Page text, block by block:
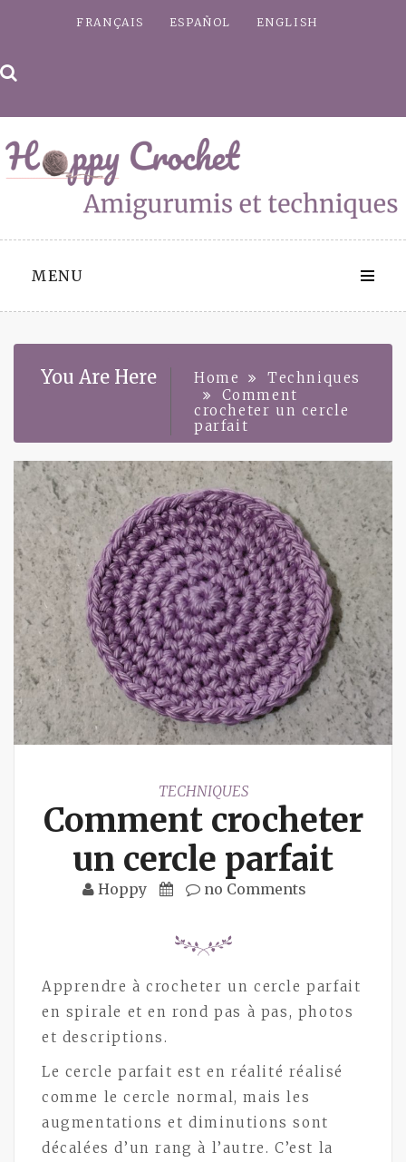
FRANÇAIS ESPAÑOL ENGLISH
MENU
You Are Here Home
Techniques
Comment
crocheter un cercle
parfait
TECHNIQUES
Comment crocheter
un cercle parfait
Hoppy no Comments
Apprendre à crocheter un cercle parfait
en spirale et en rond pas à pas, photos
et descriptions.
Le cercle parfait est en réalité réalisé
comme le cercle normal, mais les
augmentations et diminutions sont
décalées d’un rang à l’autre. C’est la